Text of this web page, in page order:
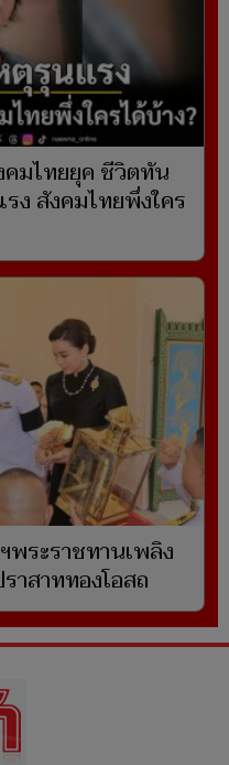
มไทยยุค ชีวิตทัน
ง สังคมไทยพึ่งใคร
พระราชทานเพลิง
าสาททองโอสถ